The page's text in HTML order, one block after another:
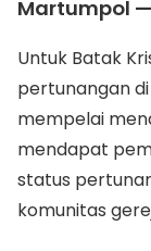
Martumpol
Untuk Batak
pertunangan
mempelai
mendapat
status
komunitas